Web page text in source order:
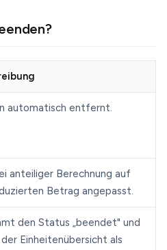
automatisch entfernt.
anteiliger Berechnung auf
Betrag angepasst.
den Status „beendet" und
Einheitenübersicht als